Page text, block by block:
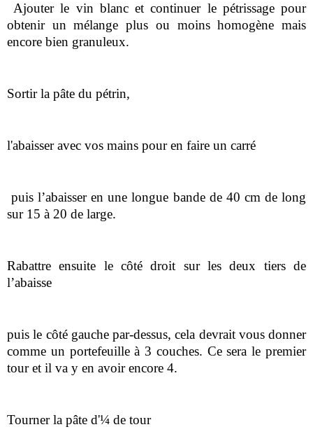
Ajouter le vin blanc et continuer le pétrissage pour
obtenir un mélange plus ou moins homogène mais
encore bien granuleux.
Sortir la pâte du pétrin,
l'abaisser avec vos mains pour en faire un carré
puis l’abaisser en une longue bande de 40 cm de long
sur 15 à 20 de large.
Rabattre ensuite le côté droit sur les deux tiers de
l’abaisse
puis le côté gauche par-dessus, cela devrait vous donner
comme un portefeuille à 3 couches. Ce sera le premier
tour et il va y en avoir encore 4.
Tourner la pâte d'¼ de tour